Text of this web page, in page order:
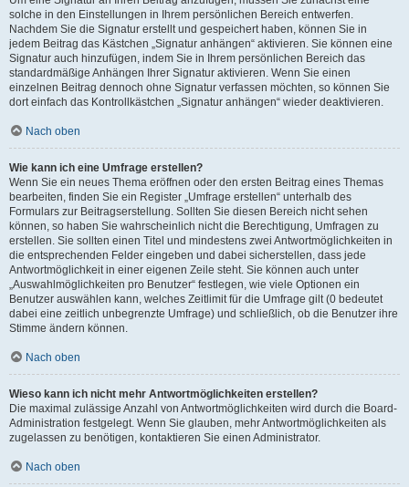
solche in den Einstellungen in Ihrem persönlichen Bereich entwerfen.
Nachdem Sie die Signatur erstellt und gespeichert haben, können Sie in
jedem Beitrag das Kästchen „Signatur anhängen“ aktivieren. Sie können eine
Signatur auch hinzufügen, indem Sie in Ihrem persönlichen Bereich das
standardmäßige Anhängen Ihrer Signatur aktivieren. Wenn Sie einen
einzelnen Beitrag dennoch ohne Signatur verfassen möchten, so können Sie
dort einfach das Kontrollkästchen „Signatur anhängen“ wieder deaktivieren.
Nach oben
Wie kann ich eine Umfrage erstellen?
Wenn Sie ein neues Thema eröffnen oder den ersten Beitrag eines Themas
bearbeiten, finden Sie ein Register „Umfrage erstellen“ unterhalb des
Formulars zur Beitragserstellung. Sollten Sie diesen Bereich nicht sehen
können, so haben Sie wahrscheinlich nicht die Berechtigung, Umfragen zu
erstellen. Sie sollten einen Titel und mindestens zwei Antwortmöglichkeiten in
die entsprechenden Felder eingeben und dabei sicherstellen, dass jede
Antwortmöglichkeit in einer eigenen Zeile steht. Sie können auch unter
„Auswahlmöglichkeiten pro Benutzer“ festlegen, wie viele Optionen ein
Benutzer auswählen kann, welches Zeitlimit für die Umfrage gilt (0 bedeutet
dabei eine zeitlich unbegrenzte Umfrage) und schließlich, ob die Benutzer ihre
Stimme ändern können.
Nach oben
Wieso kann ich nicht mehr Antwortmöglichkeiten erstellen?
Die maximal zulässige Anzahl von Antwortmöglichkeiten wird durch die Board-
Administration festgelegt. Wenn Sie glauben, mehr Antwortmöglichkeiten als
zugelassen zu benötigen, kontaktieren Sie einen Administrator.
Nach oben